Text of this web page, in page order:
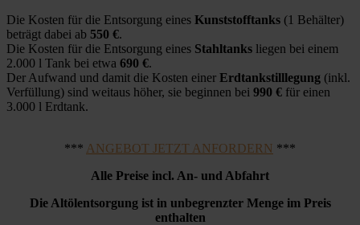
Die Kosten für die Entsorgung eines Kunststofftanks (1 Behälter)
beträgt dabei ab 550 €.
Die Kosten für die Entsorgung eines Stahltanks liegen bei einem
2.000 l Tank bei etwa 690 €.
Der Aufwand und damit die Kosten einer Erdtankstilllegung (inkl.
Verfüllung) sind weitaus höher, sie beginnen bei 990 € für einen
3.000 l Erdtank.
*** ANGEBOT JETZT ANFORDERN ***
Alle Preise incl. An- und Abfahrt
Die Altölentsorgung ist in unbegrenzter Menge im Preis
enthalten